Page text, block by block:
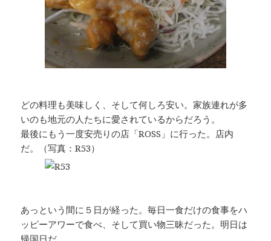
どの料理も美味しく、そして何しろ安い。家族連れが多
いのも地元の人たちに愛されているからだろう。
最後にもう一度安売りの店「ROSS」に行った。店内
だ。（写真：R53）
あっという間に５日が経った。毎日一食だけの食事をハ
ッピーアワーで食べ、そして買い物三昧だった。明日は